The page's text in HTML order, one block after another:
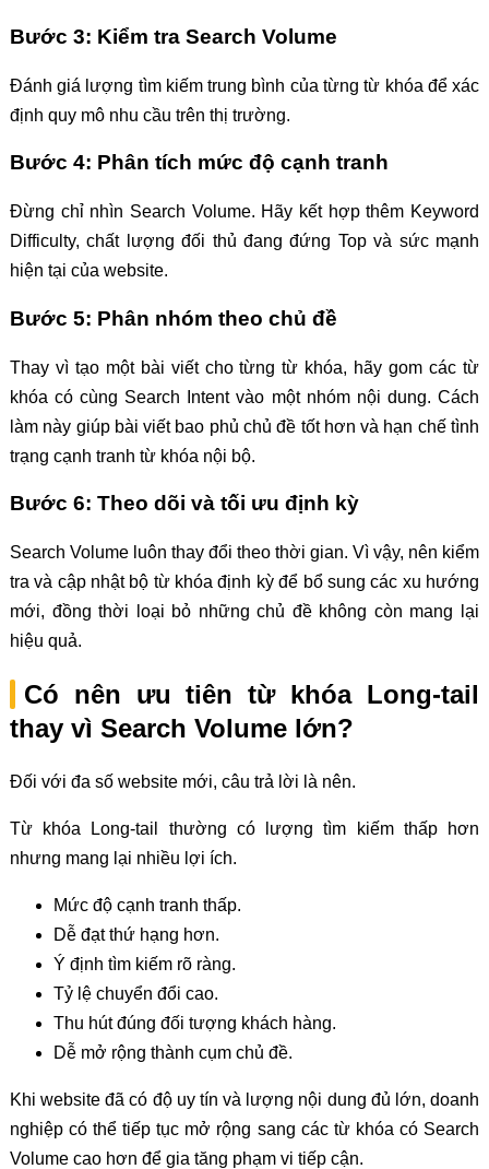
Bước 3: Kiểm tra Search Volume
Đánh giá lượng tìm kiếm trung bình của từng từ khóa để xác
định quy mô nhu cầu trên thị trường.
Bước 4: Phân tích mức độ cạnh tranh
Đừng chỉ nhìn Search Volume. Hãy kết hợp thêm Keyword
Difficulty, chất lượng đối thủ đang đứng Top và sức mạnh
hiện tại của website.
Bước 5: Phân nhóm theo chủ đề
Thay vì tạo một bài viết cho từng từ khóa, hãy gom các từ
khóa có cùng Search Intent vào một nhóm nội dung. Cách
làm này giúp bài viết bao phủ chủ đề tốt hơn và hạn chế tình
trạng cạnh tranh từ khóa nội bộ.
Bước 6: Theo dõi và tối ưu định kỳ
Search Volume luôn thay đổi theo thời gian. Vì vậy, nên kiểm
tra và cập nhật bộ từ khóa định kỳ để bổ sung các xu hướng
mới, đồng thời loại bỏ những chủ đề không còn mang lại
hiệu quả.
Có nên ưu tiên từ khóa Long-tail
thay vì Search Volume lớn?
Đối với đa số website mới, câu trả lời là nên.
Từ khóa Long-tail thường có lượng tìm kiếm thấp hơn
nhưng mang lại nhiều lợi ích.
Mức độ cạnh tranh thấp.
Dễ đạt thứ hạng hơn.
Ý định tìm kiếm rõ ràng.
Tỷ lệ chuyển đổi cao.
Thu hút đúng đối tượng khách hàng.
Dễ mở rộng thành cụm chủ đề.
Khi website đã có độ uy tín và lượng nội dung đủ lớn, doanh
nghiệp có thể tiếp tục mở rộng sang các từ khóa có Search
Volume cao hơn để gia tăng phạm vi tiếp cận.